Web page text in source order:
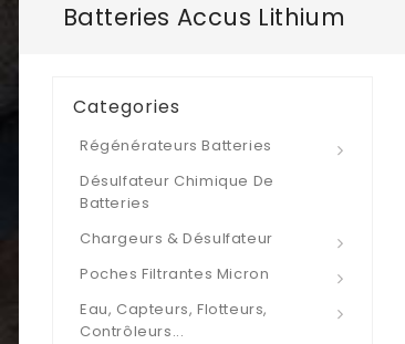
Batteries Accus Lithium
Categories
Régénérateurs Batteries
Désulfateur Chimique De
Batteries
Chargeurs & Désulfateur
Poches Filtrantes Micron
Eau, Capteurs, Flotteurs,
Contrôleurs...